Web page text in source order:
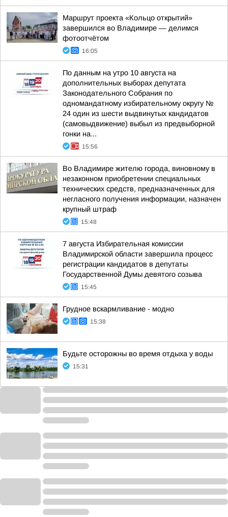
Маршрут проекта «Кольцо открытий»
завершился во Владимире — делимся
фотоотчётом
16:05
По данным на утро 10 августа на
дополнительных выборах депутата
Законодательного Собрания по
одномандатному избирательному округу №
24 один из шести выдвинутых кандидатов
(самовыдвижение) выбыл из предвыборной
гонки на...
15:56
Во Владимире жителю города, виновному в
незаконном приобретении специальных
технических средств, предназначенных для
негласного получения информации, назначен
крупный штраф
15:48
7 августа Избирательная комиссии
Владимирской области завершила процесс
регистрации кандидатов в депутаты
Государственной Думы девятого созыва
15:45
Грудное вскармливание - модно
15:38
Будьте осторожны во время отдыха у воды
15:31